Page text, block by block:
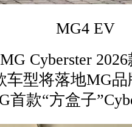
MG4 EV
Cyberster
车型将落地MG
首款“方盒子